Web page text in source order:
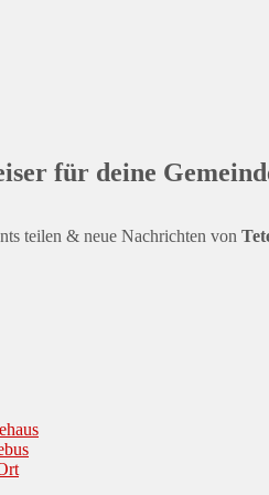
für deine
teilen & neue Nachrichten von